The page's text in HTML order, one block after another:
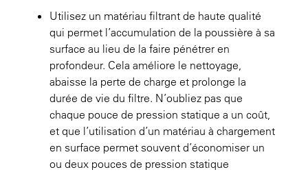
Utilisez un matériau filtrant de haute qualité
qui permet l’accumulation de la poussière à sa
surface au lieu de la faire pénétrer en
profondeur. Cela améliore le nettoyage,
abaisse la perte de charge et prolonge la
durée de vie du filtre. N’oubliez pas que
chaque pouce de pression statique a un coût,
et que l’utilisation d’un matériau à chargement
en surface permet souvent d’économiser un
ou deux pouces de pression statique